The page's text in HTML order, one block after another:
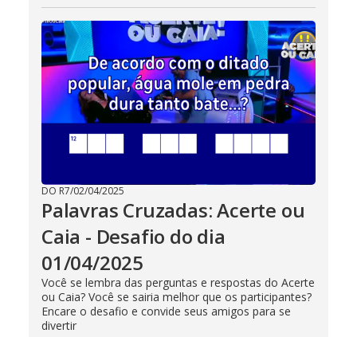
DO R7/02/04/2025
Palavras Cruzadas: Acerte ou
Caia - Desafio do dia
01/04/2025
Você se lembra das perguntas e respostas do Acerte
ou Caia? Você se sairia melhor que os participantes?
Encare o desafio e convide seus amigos para se
divertir